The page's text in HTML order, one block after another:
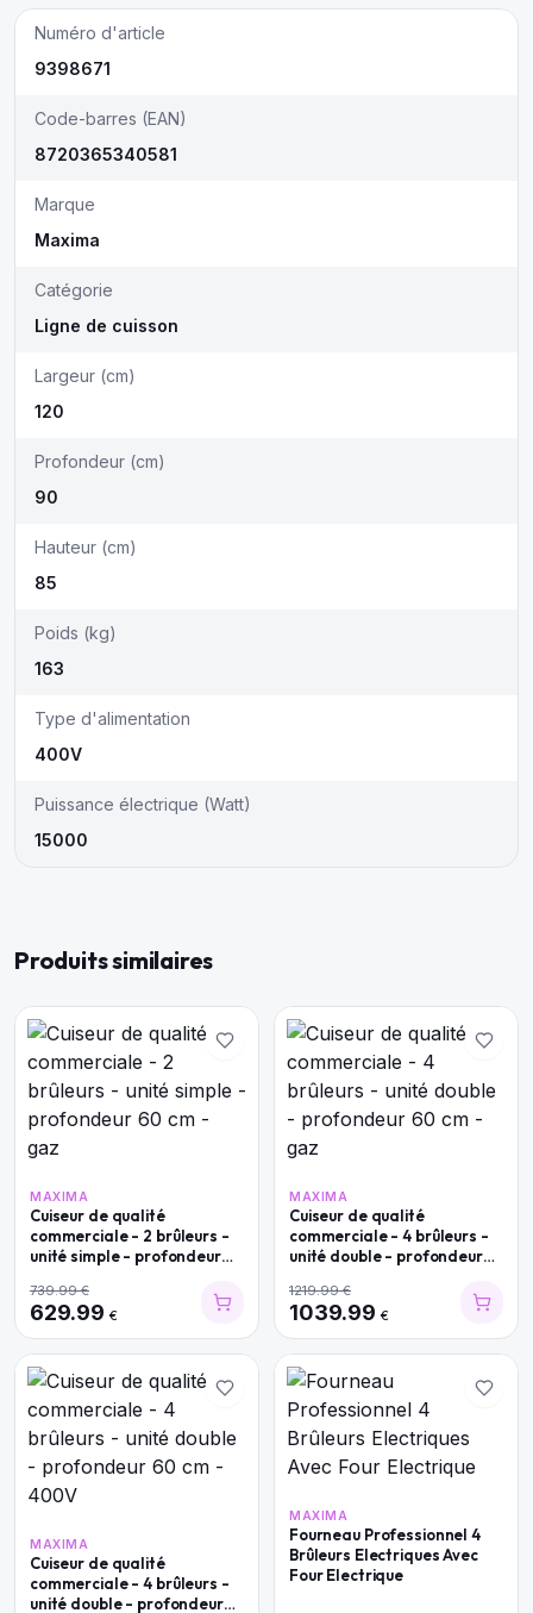
Numéro d'article
9398671
Code-barres (EAN)
8720365340581
Marque
Maxima
Catégorie
Ligne de cuisson
Largeur (cm)
120
Profondeur (cm)
90
Hauteur (cm)
85
Poids (kg)
163
Type d'alimentation
400V
Puissance électrique (Watt)
15000
Produits similaires
MAXIMA
Cuiseur de qualité
commerciale - 2 brûleurs -
unité simple - profondeur
739.99€
629.99 €
MAXIMA
Cuiseur de qualité
commerciale - 4 brûleurs -
unité double - profondeur
1219.99€
1039.99 €
MAXIMA
Cuiseur de qualité
commerciale - 4 brûleurs -
unité double - profondeur
MAXIMA
Fourneau Professionnel 4
Brûleurs Electriques Avec
Four Electrique